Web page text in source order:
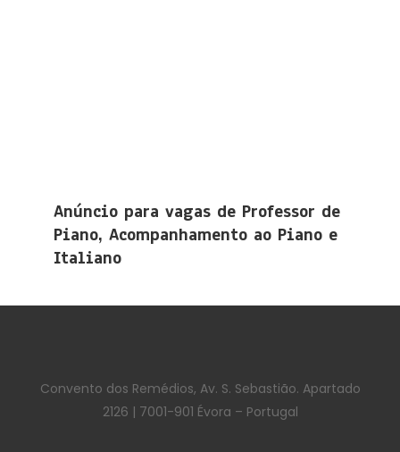
Anúncio para vagas de Professor de
Piano, Acompanhamento ao Piano e
Italiano
Convento dos Remédios, Av. S. Sebastião. Apartado
2126 | 7001-901 Évora – Portugal